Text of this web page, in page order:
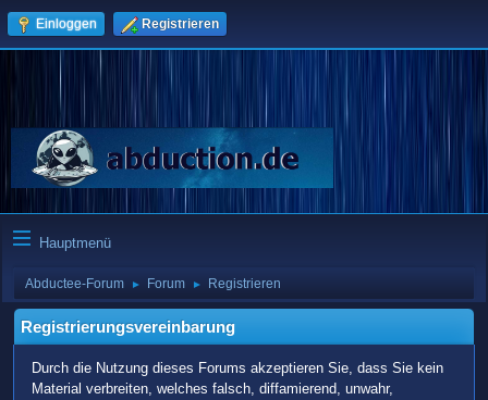
Einloggen Registrieren
Hauptmenü
Abductee-Forum ► Forum ► Registrieren
Registrierungsvereinbarung
Durch die Nutzung dieses Forums akzeptieren Sie, dass Sie kein
Material verbreiten, welches falsch, diffamierend, unwahr,